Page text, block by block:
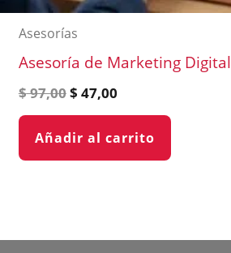
Asesorías
Asesoría de Marketing Digital
$97,00$ 47,00
Añadir al carrito